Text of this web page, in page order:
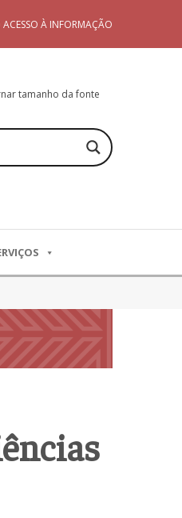
ACESSO À INFORMAÇÃO
tamanho da fonte